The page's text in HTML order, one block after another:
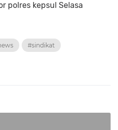
polres kepsul Selasa
#sindikat